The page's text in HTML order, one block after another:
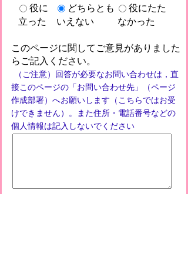
役に
立った
どちらとも
いえない
役にたた
なかった
このページに関してご意見がありました
らご記入ください。
（ご注意）回答が必要なお問い合わせは，直
接このページの「お問い合わせ先」（ページ
作成部署）へお願いします（こちらではお受
けできません）。また住所・電話番号などの
個人情報は記入しないでください